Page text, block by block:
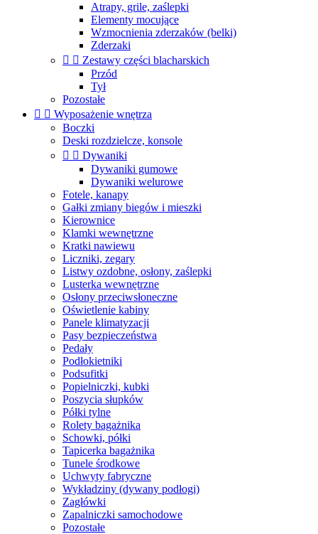
Atrapy, grile, zaślepki
Elementy mocujące
Wzmocnienia zderzaków (belki)
Zderzaki
  Zestawy części blacharskich
Przód
Tył
Pozostałe
  Wyposażenie wnętrza
Boczki
Deski rozdzielcze, konsole
  Dywaniki
Dywaniki gumowe
Dywaniki welurowe
Fotele, kanapy
Gałki zmiany biegów i mieszki
Kierownice
Klamki wewnętrzne
Kratki nawiewu
Liczniki, zegary
Listwy ozdobne, osłony, zaślepki
Lusterka wewnętrzne
Osłony przeciwsłoneczne
Oświetlenie kabiny
Panele klimatyzacji
Pasy bezpieczeństwa
Pedały
Podłokietniki
Podsufitki
Popielniczki, kubki
Poszycia słupków
Półki tylne
Rolety bagażnika
Schowki, półki
Tapicerka bagażnika
Tunele środkowe
Uchwyty fabryczne
Wykładziny (dywany podłogi)
Zagłówki
Zapalniczki samochodowe
Pozostałe